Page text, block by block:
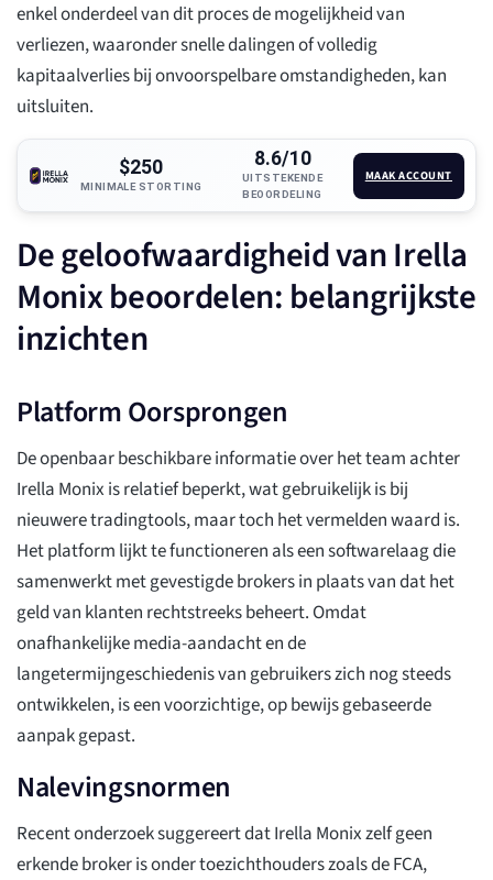
enkel onderdeel van dit proces de mogelijkheid van
verliezen, waaronder snelle dalingen of volledig
kapitaalverlies bij onvoorspelbare omstandigheden, kan
uitsluiten.
$250
MINIMALE STORTING
8.6/10
UITSTEKENDE
BEOORDELING
MAAK ACCOUNT
De geloofwaardigheid van Irella
Monix beoordelen: belangrijkste
inzichten
Platform Oorsprongen
De openbaar beschikbare informatie over het team achter
Irella Monix is relatief beperkt, wat gebruikelijk is bij
nieuwere tradingtools, maar toch het vermelden waard is.
Het platform lijkt te functioneren als een softwarelaag die
samenwerkt met gevestigde brokers in plaats van dat het
geld van klanten rechtstreeks beheert. Omdat
onafhankelijke media-aandacht en de
langetermijngeschiedenis van gebruikers zich nog steeds
ontwikkelen, is een voorzichtige, op bewijs gebaseerde
aanpak gepast.
Nalevingsnormen
Recent onderzoek suggereert dat Irella Monix zelf geen
erkende broker is onder toezichthouders zoals de FCA,